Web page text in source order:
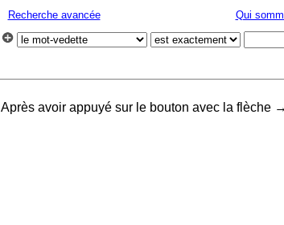
Recherche avancée Qui
Après avoir appuyé sur le bouton avec la flèche